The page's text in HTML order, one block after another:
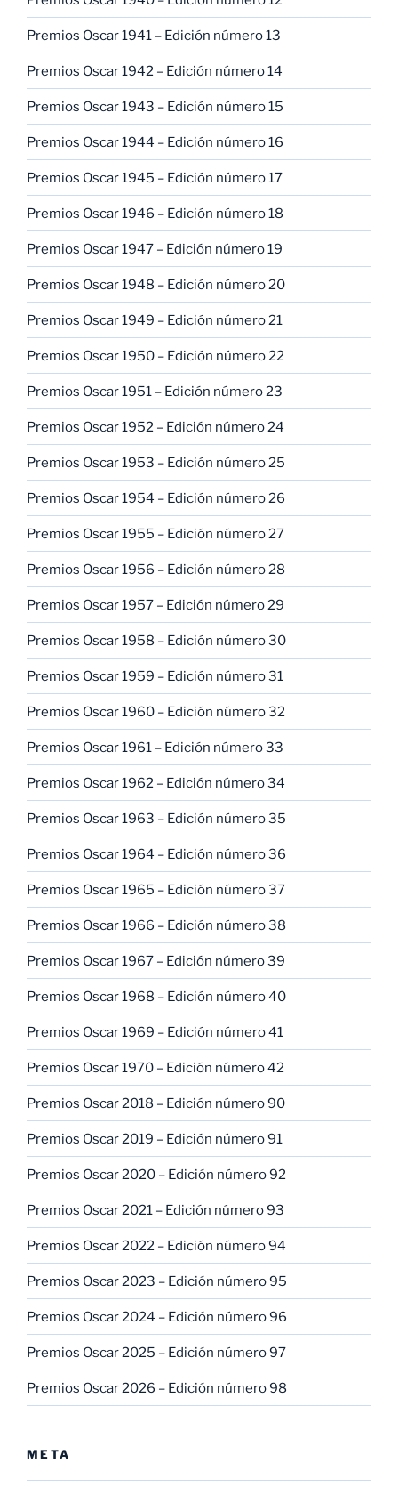
Premios Oscar 1941 – Edición número 13
Premios Oscar 1942 – Edición número 14
Premios Oscar 1943 – Edición número 15
Premios Oscar 1944 – Edición número 16
Premios Oscar 1945 – Edición número 17
Premios Oscar 1946 – Edición número 18
Premios Oscar 1947 – Edición número 19
Premios Oscar 1948 – Edición número 20
Premios Oscar 1949 – Edición número 21
Premios Oscar 1950 – Edición número 22
Premios Oscar 1951 – Edición número 23
Premios Oscar 1952 – Edición número 24
Premios Oscar 1953 – Edición número 25
Premios Oscar 1954 – Edición número 26
Premios Oscar 1955 – Edición número 27
Premios Oscar 1956 – Edición número 28
Premios Oscar 1957 – Edición número 29
Premios Oscar 1958 – Edición número 30
Premios Oscar 1959 – Edición número 31
Premios Oscar 1960 – Edición número 32
Premios Oscar 1961 – Edición número 33
Premios Oscar 1962 – Edición número 34
Premios Oscar 1963 – Edición número 35
Premios Oscar 1964 – Edición número 36
Premios Oscar 1965 – Edición número 37
Premios Oscar 1966 – Edición número 38
Premios Oscar 1967 – Edición número 39
Premios Oscar 1968 – Edición número 40
Premios Oscar 1969 – Edición número 41
Premios Oscar 1970 – Edición número 42
Premios Oscar 2018 – Edición número 90
Premios Oscar 2019 – Edición número 91
Premios Oscar 2020 – Edición número 92
Premios Oscar 2021 – Edición número 93
Premios Oscar 2022 – Edición número 94
Premios Oscar 2023 – Edición número 95
Premios Oscar 2024 – Edición número 96
Premios Oscar 2025 – Edición número 97
Premios Oscar 2026 – Edición número 98
META